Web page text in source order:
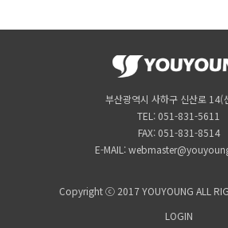
부산광역시 사하구 신산로 14(
TEL: 051-831-5611
FAX: 051-831-8514
E-MAIL:
Copyright ⓒ 2017 YOUYOUNG ALL
LOGIN